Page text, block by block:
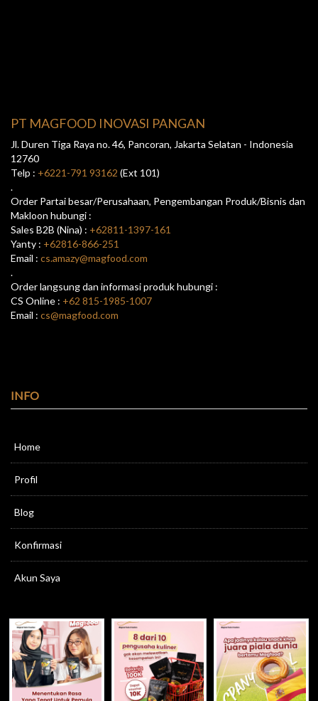
PT MAGFOOD INOVASI PANGAN
Jl. Duren Tiga Raya no. 46, Pancoran, Jakarta Selatan - Indonesia
12760
Telp : +6221-791 93162 (Ext 101)
.
Order Partai besar/Perusahaan, Pengembangan Produk/Bisnis dan
Makloon hubungi :
Sales B2B (Nina) : +62811-1397-161
Yanty : +62816-866-251
Email : cs.amazy@magfood.com
.
Order langsung dan informasi produk hubungi :
CS Online : +62 815-1985-1007
Email : cs@magfood.com
INFO
Home
Profil
Blog
Konfirmasi
Akun Saya